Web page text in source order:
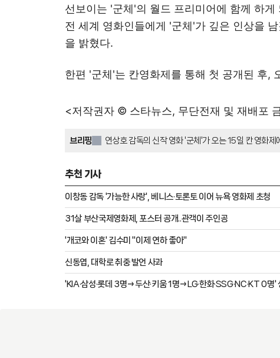
선보이는 '군체'의 월드 프리미어에 함께 하
전 세계 영화인들에게 '군체'가 깊은 인상을
을 밝혔다.
한편 '군체'는 칸영화제를 통해 첫 공개된 후,
<저작권자 © 스타뉴스, 무단전재 및 재배포
브리핑
연상호 감독의 신작 영화 '군체'가 오는 15일 칸 영화
들의 관심이 쏟아질 것으로 예상된다.
추천 기사
이창동 감독 '가능한 사랑', 베니스·토론토 이어 뉴욕 영화제 초청
31살 부산국제영화제, 포스터 공개..관객이 주인공
'개코와 이혼' 김수미 "이제 연하 좋아"
신동엽, 대학로 취중 발언 사과
'KIA·삼성·롯데 3명→두산·키움 1명→LG·한화·SSG·NC·KT 0명'